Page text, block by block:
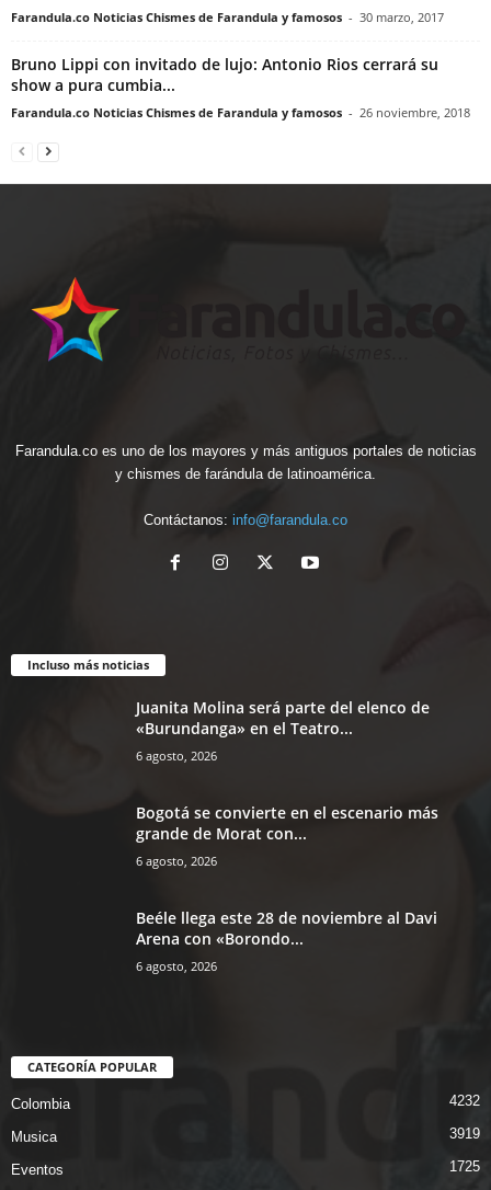
Farandula.co Noticias Chismes de Farandula y famosos - 30 marzo, 2017
Bruno Lippi con invitado de lujo: Antonio Rios cerrará su
show a pura cumbia...
Farandula.co Noticias Chismes de Farandula y famosos - 26 noviembre, 2018
Farandula.co es uno de los mayores y más antiguos portales de noticias
y chismes de farándula de latinoamérica.
Contáctanos: info@farandula.co
Incluso más noticias
Juanita Molina será parte del elenco de
«Burundanga» en el Teatro...
6 agosto, 2026
Bogotá se convierte en el escenario más
grande de Morat con...
6 agosto, 2026
Beéle llega este 28 de noviembre al Davi
Arena con «Borondo...
6 agosto, 2026
CATEGORÍA POPULAR
Colombia 4232
Musica 3919
Eventos 1725